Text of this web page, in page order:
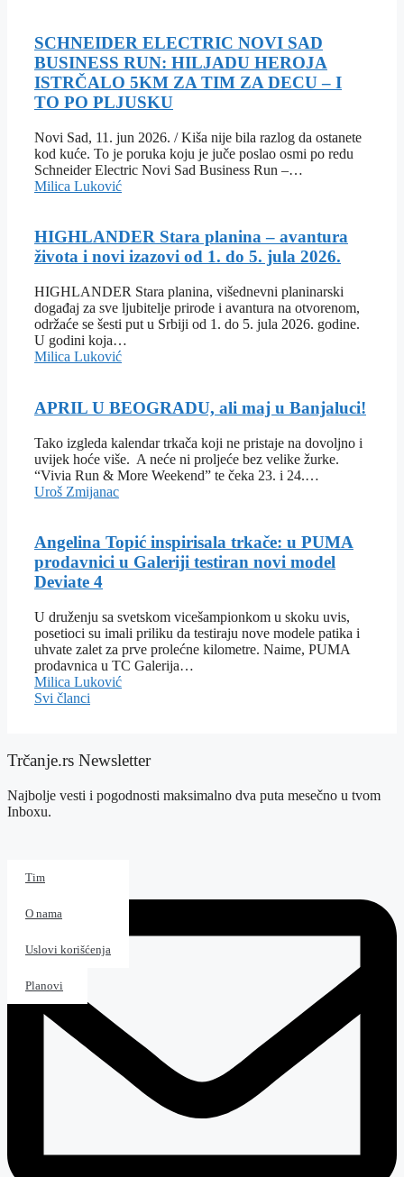
SCHNEIDER ELECTRIC NOVI SAD
BUSINESS RUN: HILJADU HEROJA
ISTRČALO 5KM ZA TIM ZA DECU – I
TO PO PLJUSKU
Novi Sad, 11. jun 2026. / Kiša nije bila razlog da ostanete
kod kuće. To je poruka koju je juče poslao osmi po redu
Schneider Electric Novi Sad Business Run –…
Milica Luković
HIGHLANDER Stara planina – avantura
života i novi izazovi od 1. do 5. jula 2026.
HIGHLANDER Stara planina, višednevni planinarski
događaj za sve ljubitelje prirode i avantura na otvorenom,
održaće se šesti put u Srbiji od 1. do 5. jula 2026. godine.
U godini koja…
Milica Luković
APRIL U BEOGRADU, ali maj u Banjaluci!
Tako izgleda kalendar trkača koji ne pristaje na dovoljno i
uvijek hoće više. A neće ni proljeće bez velike žurke.
“Vivia Run & More Weekend” te čeka 23. i 24.…
Uroš Zmijanac
Angelina Topić inspirisala trkače: u PUMA
prodavnici u Galeriji testiran novi model
Deviate 4
U druženju sa svetskom vicešampionkom u skoku uvis,
posetioci su imali priliku da testiraju nove modele patika i
uhvate zalet za prve prolećne kilometre. Naime, PUMA
prodavnica u TC Galerija…
Milica Luković
Svi članci
Trčanje.rs Newsletter
Najbolje vesti i pogodnosti maksimalno dva puta mesečno u tvom
Inboxu.
Kalendar
Magazin
Patike
Planovi
Tim
O nama
Uslovi korišćenja